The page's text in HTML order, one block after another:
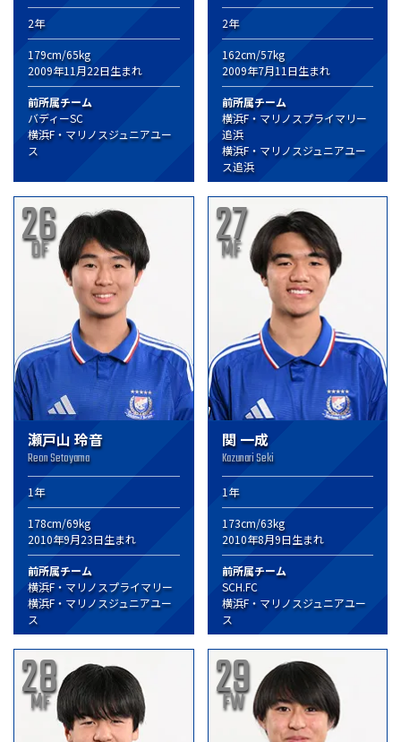
2年
179cm/65kg
2009年11月22日生まれ
前所属チーム
バディーSC
横浜F・マリノスジュニアユー
ス
2年
162cm/57kg
2009年7月11日生まれ
前所属チーム
横浜F・マリノスプライマリー
追浜
横浜F・マリノスジュニアユー
ス追浜
26
DF
瀬戸山 玲音
Reon Setoyama
1年
178cm/69kg
2010年9月23日生まれ
前所属チーム
横浜F・マリノスプライマリー
横浜F・マリノスジュニアユー
ス
27
MF
関 一成
Kazunari Seki
1年
173cm/63kg
2010年8月9日生まれ
前所属チーム
SCH.FC
横浜F・マリノスジュニアユー
ス
28
MF 29
FW